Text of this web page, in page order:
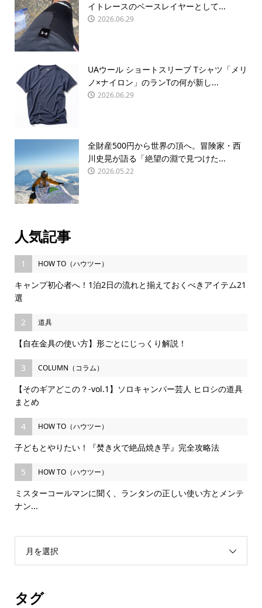
イトレースのベースレイヤーとして...
2026.06.29
UAウール ショートスリーブ Tシャツ「メリ
ノ×ナイロン」のランTの何が新し...
2026.06.29
全財産500円から世界の頂へ。冒険家・西
川史晃が語る「絶望の淵で見つけた...
2026.05.22
人気記事
1 HOW TO（ハウツー）
キャンプ初心者へ！1泊2日の流れと揃えておくべきアイテム21
選
2 道具
【自在金具の使い方】形ごとにじっくり解説！
3 COLUMN（コラム）
【そのギアどこの？-vol.1】ソロキャンパー芸人 ヒロシの道具
まとめ
4 HOW TO（ハウツー）
子どもとやりたい！『焚き火で絶品焼き芋』完全攻略法
5 HOW TO（ハウツー）
ミスターコールマンに聞く、ランタンの正しい使い方とメンテ
ナン...
月を選択
タグ